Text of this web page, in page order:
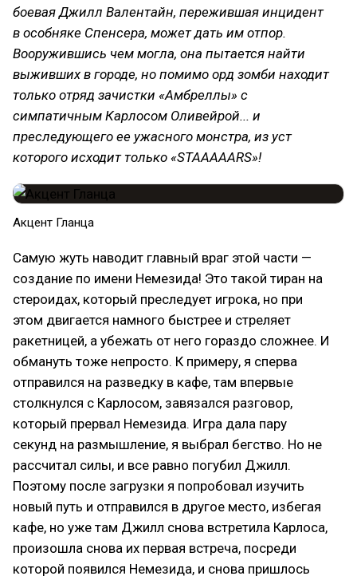
боевая Джилл Валентайн, пережившая инцидент
в особняке Спенсера, может дать им отпор.
Вооружившись чем могла, она пытается найти
выживших в городе, но помимо орд зомби находит
только отряд зачистки «Амбреллы» с
симпатичным Карлосом Оливейрой... и
преследующего ее ужасного монстра, из уст
которого исходит только «STAAAAARS»!
Акцент Гланца
Самую жуть наводит главный враг этой части —
создание по имени Немезида! Это такой тиран на
стероидах, который преследует игрока, но при
этом двигается намного быстрее и стреляет
ракетницей, а убежать от него гораздо сложнее. И
обмануть тоже непросто. К примеру, я сперва
отправился на разведку в кафе, там впервые
столкнулся с Карлосом, завязался разговор,
который прервал Немезида. Игра дала пару
секунд на размышление, я выбрал бегство. Но не
рассчитал силы, и все равно погубил Джилл.
Поэтому после загрузки я попробовал изучить
новый путь и отправился в другое место, избегая
кафе, но уже там Джилл снова встретила Карлоса,
произошла снова их первая встреча, посреди
которой появился Немезида, и снова пришлось